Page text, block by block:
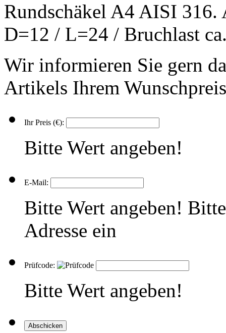
Rundschäkel A4 AISI 316.
D=12 / L=24 / Bruchlast
Wir informieren Sie gern
Artikels Ihrem
Ihr Preis (€):
Bitte Wert angeben!
E-Mail:
Bitte Wert angeben!
Adresse ein
Prüfcode:
Bitte Wert angeben!
Abschicken